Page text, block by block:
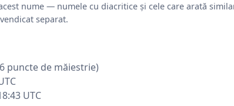
nume — numele cu diacritice și cele care arată
separat.
puncte de măiestrie)
UTC